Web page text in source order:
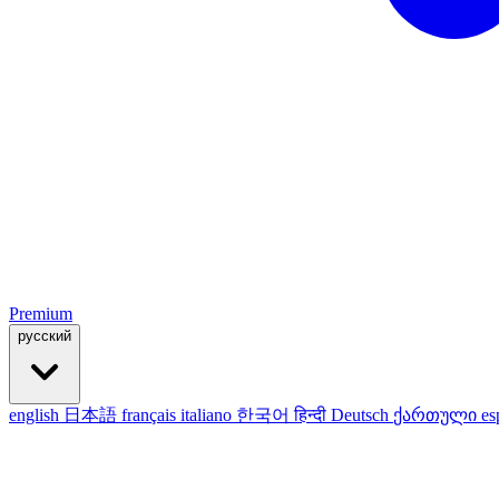
Premium
русский
english 日本語 français italiano 한국어हिन्दी Deutsch ქართული